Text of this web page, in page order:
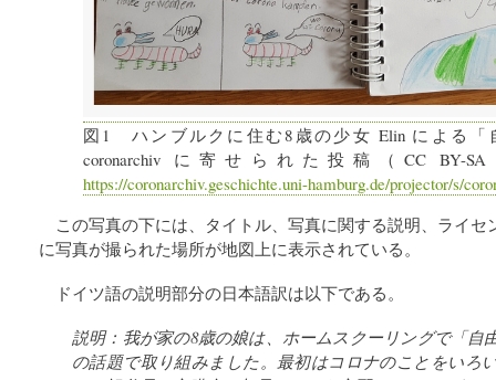
図1 ハンブルクに住む8歳の少女 Elin による「
coronarchiv に寄せられた投稿（CC BY-SA
https://coronarchiv.geschichte.uni-hamburg.de/projector/s/
この写真の下には、タイトル、写真に関する説明、ライ
に写真が撮られた場所が地図上に表示されている。
ドイツ語の説明部分の日本語訳は以下である。
説明：我が家の8歳の娘は、ホームスクーリングで「自
の話題で取り組みました。最初はコロナのことをいろ